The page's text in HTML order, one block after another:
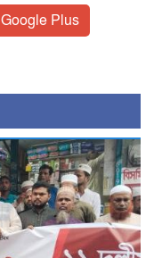
Google Plus